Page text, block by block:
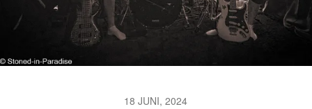
18 JUNI, 2024